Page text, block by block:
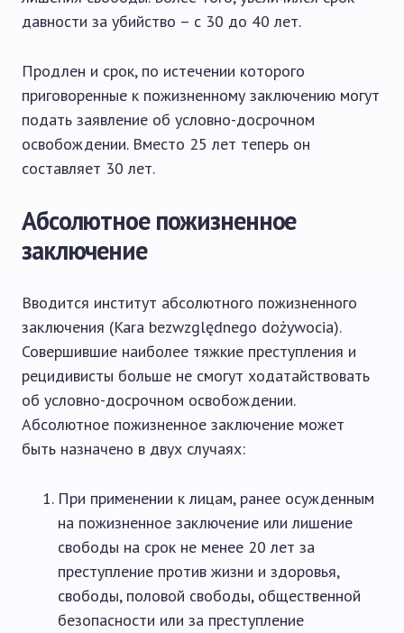
давности за убийство – с 30 до 40 лет.
Продлен и срок, по истечении которого
приговоренные к пожизненному заключению могут
подать заявление об условно-досрочном
освобождении. Вместо 25 лет теперь он
составляет 30 лет.
Абсолютное пожизненное
заключение
Вводится институт абсолютного пожизненного
заключения (Kara bezwzględnego dożywocia).
Совершившие наиболее тяжкие преступления и
рецидивисты больше не смогут ходатайствовать
об условно-досрочном освобождении.
Абсолютное пожизненное заключение может
быть назначено в двух случаях:
При применении к лицам, ранее осужденным
на пожизненное заключение или лишение
свободы на срок не менее 20 лет за
преступление против жизни и здоровья,
свободы, половой свободы, общественной
безопасности или за преступление